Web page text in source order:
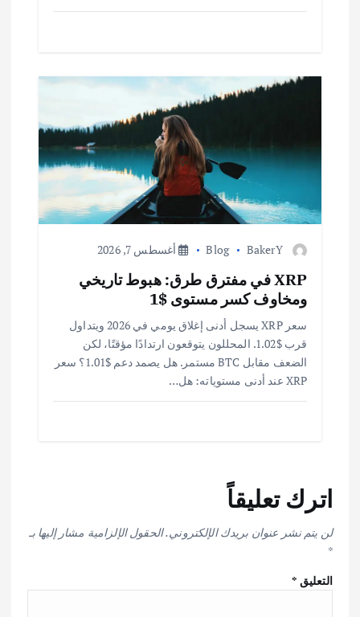
BakerY
Blog أغسطس 7, 2026
XRP في مفترق طرق: هبوط تاريخي
ومخاوف كسر مستوى $1
سعر XRP يسجل أدنى إغلاق يومي في 2026 ويتداول
قرب $1.02. المحللون يتوقعون ارتدادًا مؤقتًا، لكن
الضعف مقابل BTC مستمر. هل يصمد دعم $1.01؟ سعر
XRP عند أدنى مستوياته: هل…
اترك تعليقاً
لن يتم نشر عنوان بريدك الإلكتروني.الحقول الإلزامية مشار إليها بـ
*
التعليق*